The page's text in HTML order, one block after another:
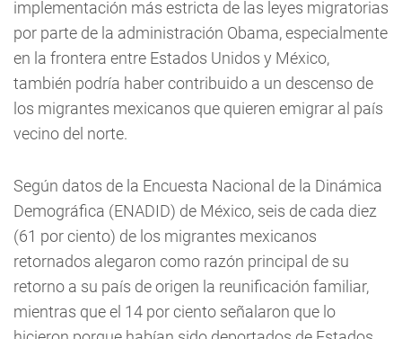
implementación más estricta de las leyes migratorias
por parte de la administración Obama, especialmente
en la frontera entre Estados Unidos y México,
también podría haber contribuido a un descenso de
los migrantes mexicanos que quieren emigrar al país
vecino del norte.
Según datos de la Encuesta Nacional de la Dinámica
Demográfica (ENADID) de México, seis de cada diez
(61 por ciento) de los migrantes mexicanos
retornados alegaron como razón principal de su
retorno a su país de origen la reunificación familiar,
mientras que el 14 por ciento señalaron que lo